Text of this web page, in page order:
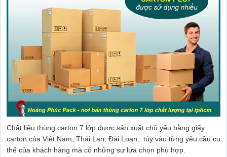
Chất liệu thùng carton 7 lớp được sản xuất chủ yếu bằng giấy
carton của Việt Nam, Thái Lan, Đài Loan.. tùy vào từng yêu cầu cụ
thể của khách hàng mà có những sự lựa chọn phù hợp.